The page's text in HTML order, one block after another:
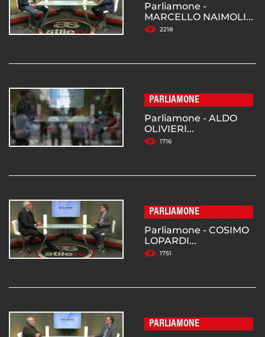
Parliamone -
MARCELLO NAIMOLI...
2218
PARLIAMONE
Parliamone - ALDO
OLIVIERI...
1716
PARLIAMONE
Parliamone - COSIMO
LOPARDI...
1751
PARLIAMONE